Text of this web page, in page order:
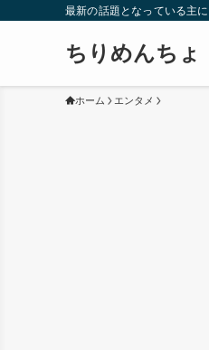
最新の話題となっている主
ちりめんちょ
ホーム エンタメ